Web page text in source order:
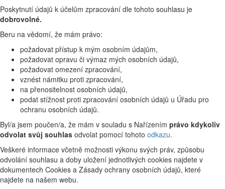
Poskytnutí údajů k účelům zpracování dle tohoto souhlasu je
dobrovolné.
Beru na vědomí, že mám právo:
požadovat přístup k mým osobním údajům,
požadovat opravu či výmaz mých osobních údajů,
požadovat omezení zpracování,
vznést námitku proti zpracování,
na přenositelnost osobních údajů,
podat stížnost proti zpracování osobních údajů u Úřadu pro
ochranu osobních údajů.
Byl/a jsem poučen/a, že mám v souladu s Nařízením právo kdykoliv
odvolat svůj souhlas odvolat pomocí tohoto odkazu.
Veškeré informace včetně možnosti výkonu svých práv, způsobu
odvolání souhlasu a doby uložení jednotlivých cookies najdete v
dokumentech Cookies a Zásady ochrany osobních údajů, které
najdete na našem webu.